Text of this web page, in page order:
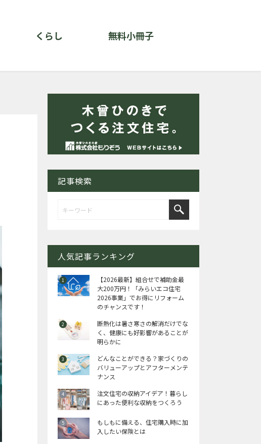
くらし 無料小冊子
記事検索
人気記事ランキング
【2026最新】組合せで補助金最
大200万円！「みらいエコ住宅
2026事業」でお得にリフォーム
のチャンスです！
断熱化は暑さ寒さの解消だけでな
く、健康にも好影響があることが
明らかに
どんなことができる？家づくりの
バリューアップとアフターメンテ
ナンス
注文住宅の収納アイデア！暮らし
にあった便利な収納をつくろう
もしもに備える、住宅購入時に加
入したい保険とは